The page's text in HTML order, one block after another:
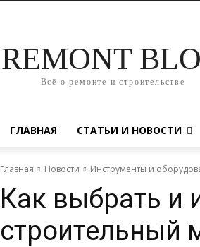
REMONT
Всё о ремонте и строительстве
ГЛАВНАЯ СТАТЬИ И НОВОСТИ
Главная Новости Инструменты и
Как выбрать и
строительный